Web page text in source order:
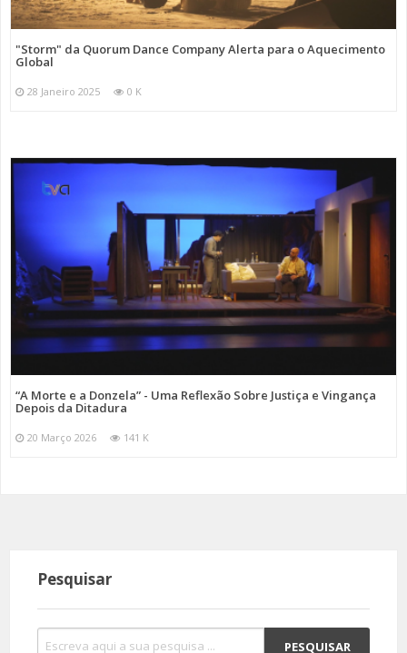
"Storm" da Quorum Dance Company Alerta para o Aquecimento
Global
28 Janeiro 2025 0 K
“A Morte e a Donzela” - Uma Reflexão Sobre Justiça e Vingança
Depois da Ditadura
20 Março 2026 141 K
Pesquisar